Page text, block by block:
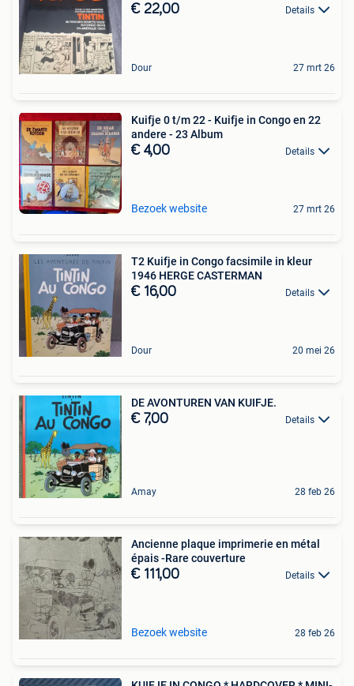
€ 22,00 Details
Dour 27 mrt 26
Kuifje 0 t/m 22 - Kuifje in Congo en 22
andere - 23 Album
€ 4,00 Details
Bezoek website 27 mrt 26
T2 Kuifje in Congo facsimile in kleur
1946 HERGE CASTERMAN
€ 16,00 Details
Dour 20 mei 26
DE AVONTUREN VAN KUIFJE.
€ 7,00 Details
Amay 28 feb 26
Ancienne plaque imprimerie en métal
épais -Rare couverture
€ 111,00 Details
Bezoek website 28 feb 26